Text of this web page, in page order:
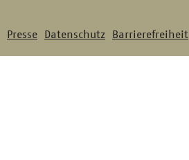
Presse Datenschutz Barrierefreiheit